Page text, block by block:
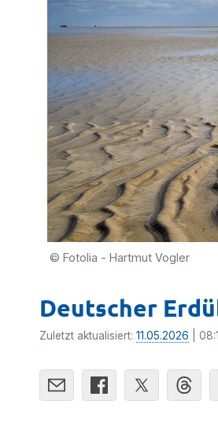
© Fotolia - Hartmut Vogler
Deutscher
Zuletzt aktualisiert: 11.05.2026 |